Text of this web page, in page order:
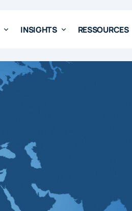
INSIGHTS RESSOURCES